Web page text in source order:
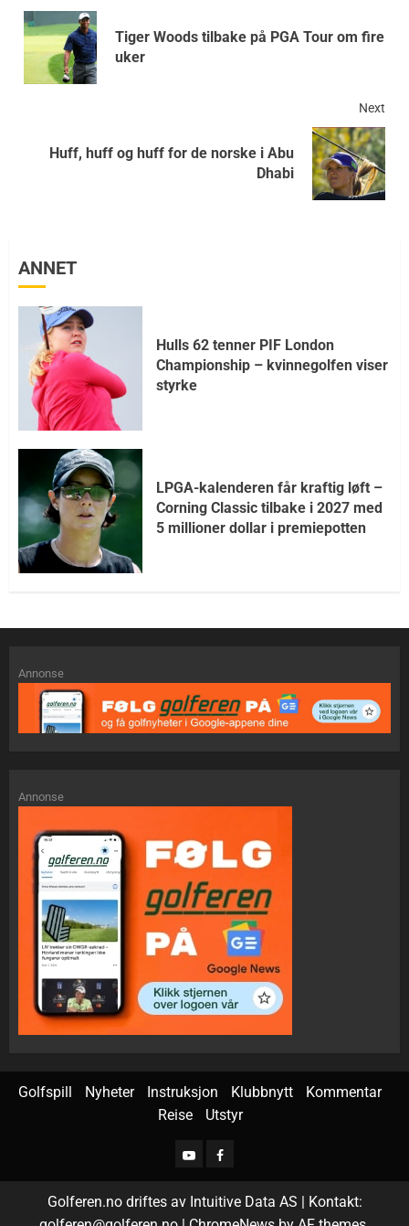
Tiger Woods tilbake på PGA Tour om fire
uker
Next
Huff, huff og huff for de norske i Abu
Dhabi
ANNET
Hulls 62 tenner PIF London
Championship – kvinnegolfen viser
styrke
LPGA-kalenderen får kraftig løft –
Corning Classic tilbake i 2027 med
5 millioner dollar i premiepotten
Annonse
Annonse
Golfspill Nyheter Instruksjon Klubbnytt
Kommentar
Reise
Utstyr
Golferen.no driftes av Intuitive Data AS | Kontakt: